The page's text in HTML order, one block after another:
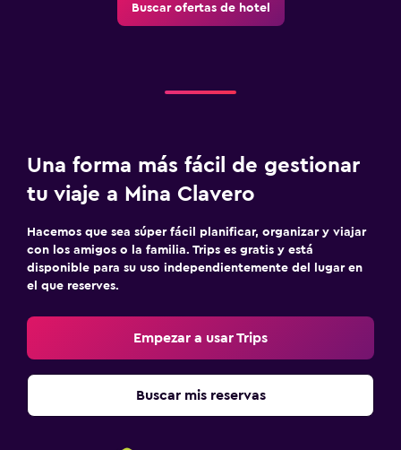
Buscar ofertas de hotel
Una forma más fácil de gestionar
tu viaje a Mina Clavero
Hacemos que sea súper fácil planificar, organizar y viajar
con los amigos o la familia. Trips es gratis y está
disponible para su uso independientemente del lugar en
el que reserves.
Empezar a usar Trips
Buscar mis reservas